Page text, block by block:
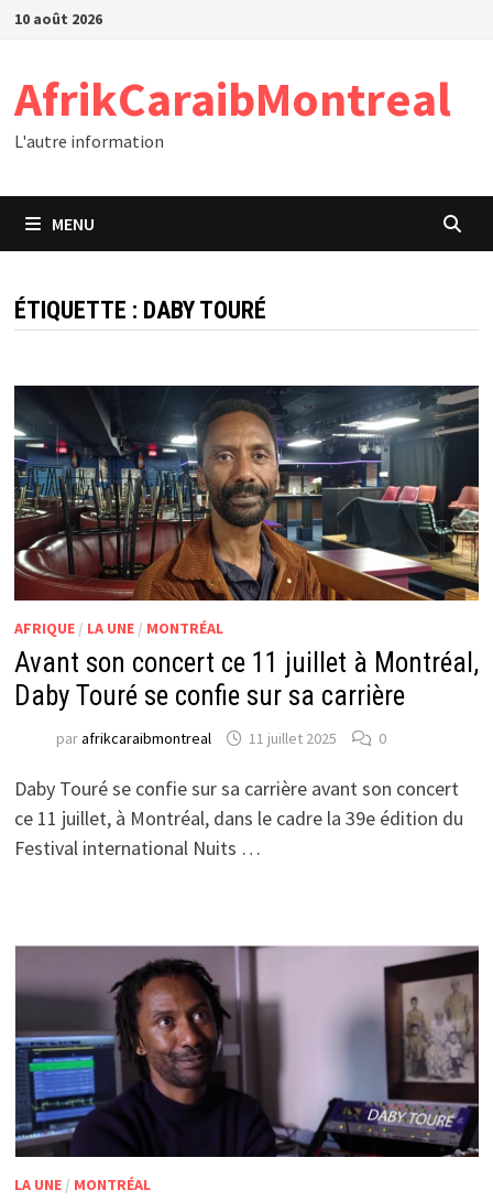
Passer
10 août 2026
AfrikCaraibMontreal
L'autre information
MENU
ÉTIQUETTE : DABY TOURÉ
AFRIQUE/ LA UNE/ MONTRÉAL
Avant son concert ce 11 juillet à Montréal,
Daby Touré se confie sur sa carrière
parafrikcaraibmontreal 11 juillet 2025 0
Daby Touré se confie sur sa carrière avant son concert
ce 11 juillet, à Montréal, dans le cadre la 39e édition du
Festival international Nuits …
LA UNE/ MONTRÉAL